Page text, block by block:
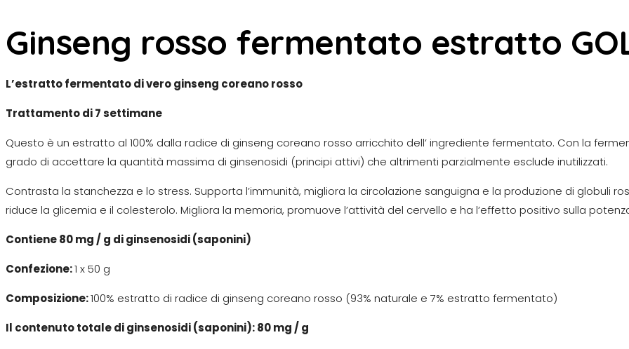
Ginseng rosso fermentato estratto
L’estratto fermentato di vero ginseng coreano rosso
Trattamento di 7 settimane
Questo è un estratto al 100% dalla radice di ginseng coreano rosso arricchito dell’ ingrediente fermentato. Con la
grado di accettare la quantità massima di ginsenosidi (principi attivi) che altrimenti parzialmente esclude inutilizzati.
Contrasta la stanchezza e lo stress. Supporta l’immunità, migliora la circolazione sanguigna e la produzione di globuli
riduce la glicemia e il colesterolo. Migliora la memoria, promuove l’attività del cervello e ha l’effetto positivo sulla
Contiene 80 mg / g di ginsenosidi (saponini)
Confezione:1 x 50 g
Composizione:100% estratto di radice di ginseng coreano rosso (93% naturale e 7% estratto fermentato)
Il contenuto totale di ginsenosidi (saponini): 80 mg / g